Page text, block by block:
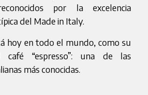
por la excelencia
del Made in Italy.
hoy en todo el mundo, como su
café “espresso”: una de las
más conocidas.